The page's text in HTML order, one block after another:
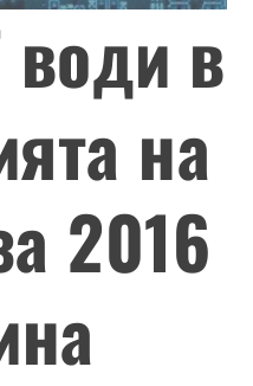
води в
на
2016